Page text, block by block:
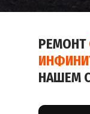
РЕМОНТ
НАШЕМ